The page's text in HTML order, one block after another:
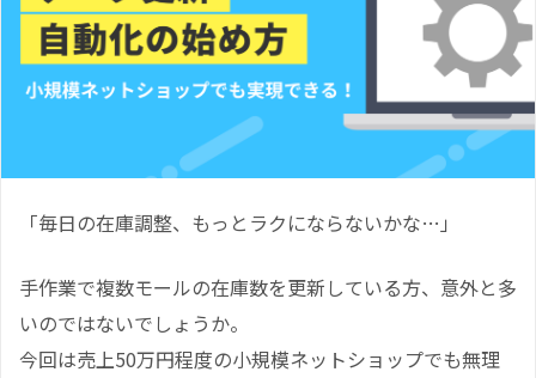
「毎日の在庫調整、もっとラクにならないかな…」
手作業で複数モールの在庫数を更新している方、意外と多
いのではないでしょうか。
今回は売上50万円程度の小規模ネットショップでも無理